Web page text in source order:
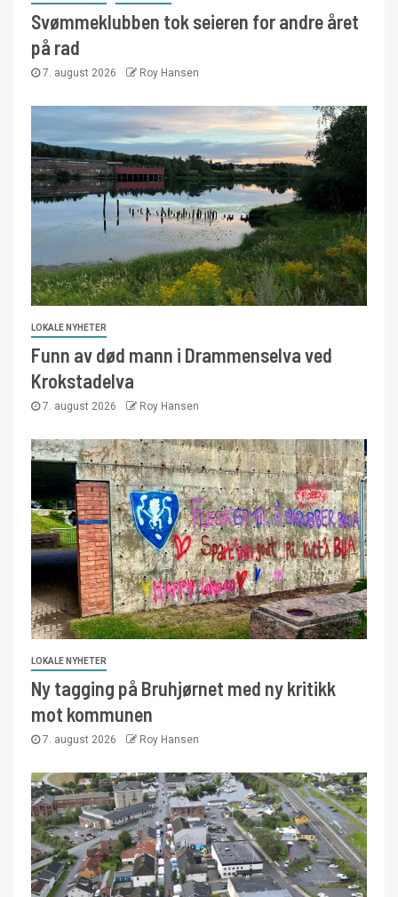
Svømmeklubben tok seieren for andre året
på rad
7. august 2026 Roy Hansen
LOKALE NYHETER
Funn av død mann i Drammenselva ved
Krokstadelva
7. august 2026 Roy Hansen
LOKALE NYHETER
Ny tagging på Bruhjørnet med ny kritikk
mot kommunen
7. august 2026 Roy Hansen